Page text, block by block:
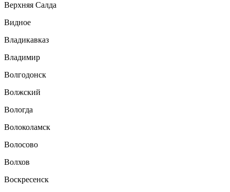
Верхняя Салда
Видное
Владикавказ
Владимир
Волгодонск
Волжский
Вологда
Волоколамск
Волосово
Волхов
Воскресенск